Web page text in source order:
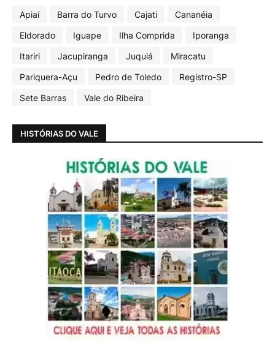
Apiaí Barra do Turvo Cajati
Cananéia
Eldorado
Iguape Ilha Comprida
Iporanga
Itariri
Jacupiranga Juquiá
Miracatu
Pariquera-Açu
Pedro de Toledo
Registro-SP
Sete Barras
Vale do Ribeira
HISTÓRIAS DO VALE